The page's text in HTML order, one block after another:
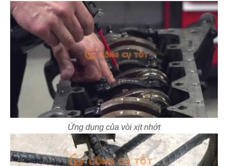
Ứng dụng của vòi xịt nhớt